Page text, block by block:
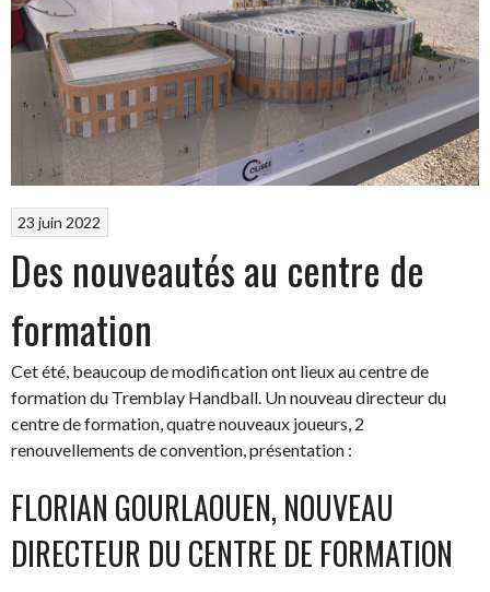
23 juin 2022
Des nouveautés au centre de
formation
Cet été, beaucoup de modification ont lieux au centre de
formation du Tremblay Handball. Un nouveau directeur du
centre de formation, quatre nouveaux joueurs, 2
renouvellements de convention, présentation :
FLORIAN GOURLAOUEN, NOUVEAU
DIRECTEUR DU CENTRE DE FORMATION